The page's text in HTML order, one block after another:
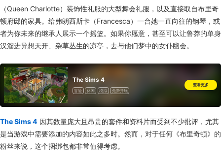
（Queen Charlotte）装饰性礼服的大型舞会礼服，以及直接取自布里奇
顿府邸的家具。给弗朗西斯卡（Francesca）一台她一直向往的钢琴，或
者为你未来的继承人展示一个摇篮。如果你愿意，甚至可以让鲁莽的单身
汉溜进异想天开、杂草丛生的凉亭，去与他们梦中的女仆幽会。
The Sims 4
冒险 休闲 模拟 免费开玩
查看更多
The Sims 4 因其数量庞大且昂贵的套件和资料片而受到不少批评，尤其
是当游戏中需要添加的内容如此之多时。然而，对于任何《布里奇顿》的
粉丝来说，这个捆绑包都非常值得考虑。